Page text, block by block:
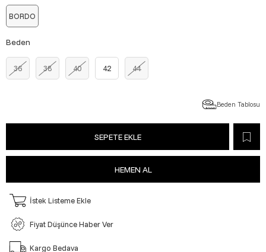
BORDO
Beden
36 38 40 42 44
Beden Tablosu
İstek Listeme Ekle
Fiyat Düşünce Haber Ver
Kargo Bedava